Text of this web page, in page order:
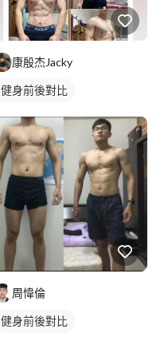
康殷杰Jacky
健身前後對比
周愇倫
健身前後對比